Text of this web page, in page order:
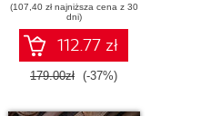
(107,40 zł najniższa cena z 30
dni)
112.77 zł
179.00zł (-37%)